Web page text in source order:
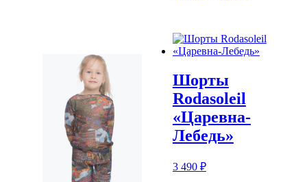
–
4
Шорты
Rodasoleil
«Царевна-
Лебедь»
3 490 ₽